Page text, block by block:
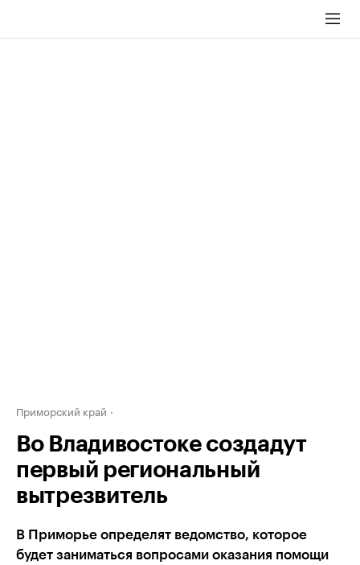
Приморский край
Во Владивостоке создадут
первый региональный
вытрезвитель
В Приморье определят ведомство, которое
будет заниматься вопросами оказания помощи